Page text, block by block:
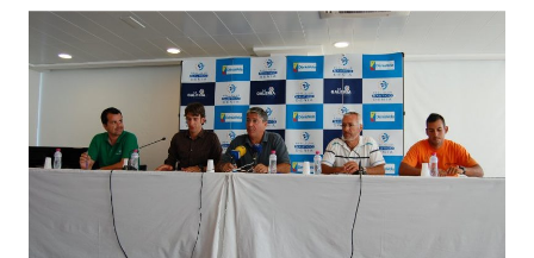
Your Name*
Your E-mail*
Guarda mi nombre, correo electrónico y web
en este navegador para la próxima vez que
comente.